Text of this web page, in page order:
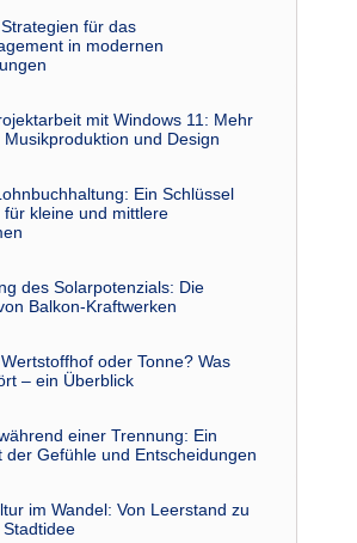
für das
in modernen
mit Windows 11: Mehr
Musikproduktion und Design
Ein Schlüssel
für kleine und mittlere
des Solarpotenzials: Die
Balkon-Kraftwerken
oder Tonne? Was
– ein Überblick
einer Trennung: Ein
der Gefühle und Entscheidungen
im Wandel: Von Leerstand zu